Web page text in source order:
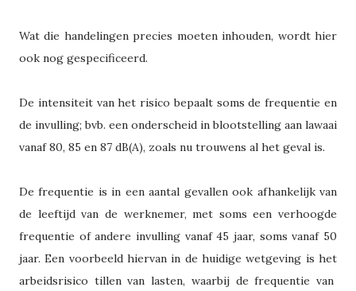
Wat die handelingen precies moeten inhouden, wordt hier
ook nog gespecificeerd.
De intensiteit van het risico bepaalt soms de frequentie en
de invulling; bvb. een onderscheid in blootstelling aan lawaai
vanaf 80, 85 en 87 dB(A), zoals nu trouwens al het geval is.
De frequentie is in een aantal gevallen ook afhankelijk van
de leeftijd van de werknemer, met soms een verhoogde
frequentie of andere invulling vanaf 45 jaar, soms vanaf 50
jaar. Een voorbeeld hiervan in de huidige wetgeving is het
arbeidsrisico tillen van lasten, waarbij de frequentie van